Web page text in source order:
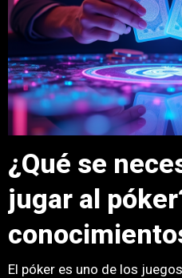
¿Qué se
jugar al
El póker es uno de los